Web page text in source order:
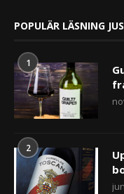
POPULÄR LÄSNING
1
2